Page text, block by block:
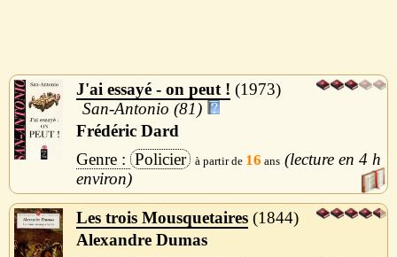
J'ai essayé - on peut !
1973
San-Antonio (81)
Frédéric Dard
Policier
16 4 h
Les trois Mousquetaires 1844
Alexandre Dumas